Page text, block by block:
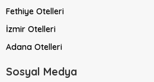
Fethiye Otelleri
İzmir Otelleri
Adana Otelleri
Sosyal Medya